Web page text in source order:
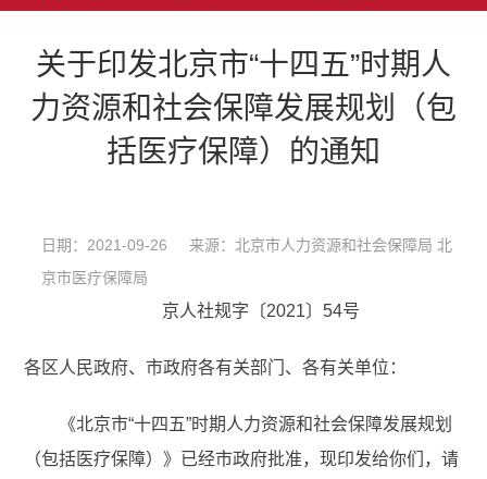
关于印发北京市“十四五”时期人
力资源和社会保障发展规划（包
括医疗保障）的通知
日期：2021-09-26 来源：北京市人力资源和社会保障局 北
京市医疗保障局
京人社规字〔2021〕54号
各区人民政府、市政府各有关部门、各有关单位：
《北京市“十四五”时期人力资源和社会保障发展规划
（包括医疗保障）》已经市政府批准，现印发给你们，请